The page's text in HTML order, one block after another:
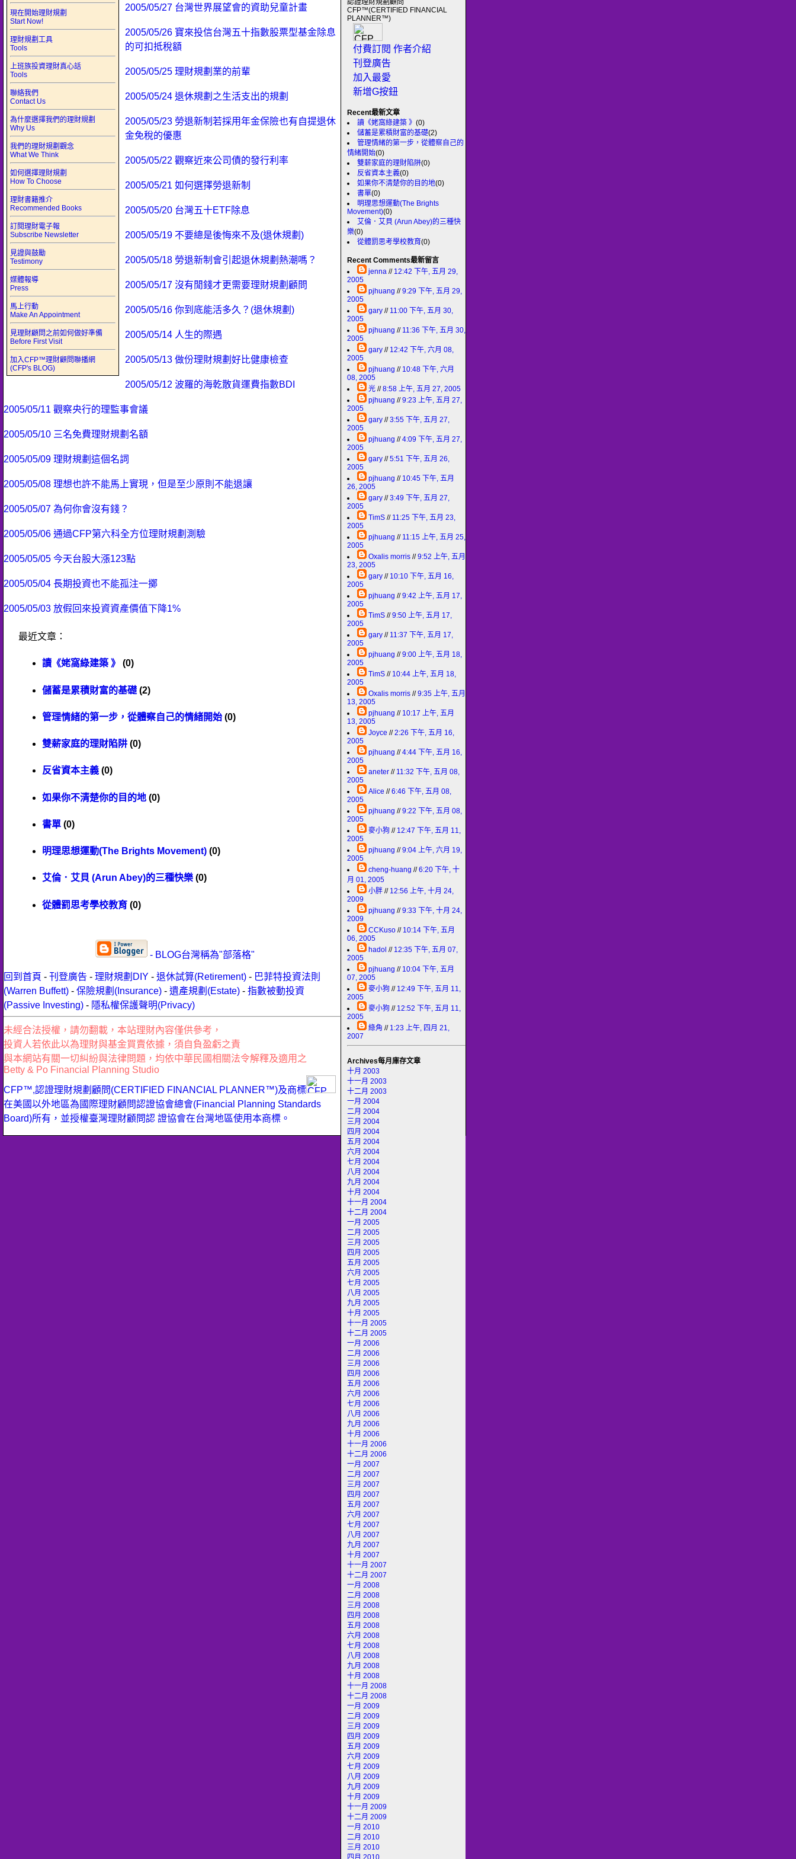
認證理財規劃顧問
CFP™(CERTIFIED FINANCIAL
PLANNER™)
付費訂閱 作者介紹
刊登廣告
加入最愛
新增G按鈕
Recent最新文章
讀《姥窩綠建築 》 (0)
儲蓄是累積財富的基礎(2)
管理情緒的第一步，從體察自己的
情緒開始(0)
雙薪家庭的理財陷阱(0)
反省資本主義(0)
如果你不清楚你的目的地(0)
書單(0)
明理思想運動(The Brights
Movement)(0)
艾倫．艾貝 (Arun Abey)的三種快
樂(0)
從體罰思考學校教育(0)
Recent Comments最新留言
jenna // 12:42 下午, 五月 29,
2005
pjhuang //9:29 下午, 五月 29,
2005
gary // 11:00 下午, 五月 30,
2005
pjhuang // 11:36 下午, 五月 30,
2005
gary // 12:42 下午, 六月 08,
2005
pjhuang // 10:48 下午, 六月
08, 2005
光 //8:58 上午, 五月 27, 2005
pjhuang //9:23 上午, 五月 27,
2005
gary //3:55 下午, 五月 27,
2005
pjhuang //4:09 下午, 五月 27,
2005
gary //5:51 下午, 五月 26,
2005
pjhuang // 10:45 下午, 五月
26, 2005
gary //3:49 下午, 五月 27,
2005
TimS // 11:25 下午, 五月 23,
2005
pjhuang // 11:15 上午, 五月 25,
2005
Oxalis morris //9:52 上午, 五月
23, 2005
gary // 10:10 下午, 五月 16,
2005
pjhuang //9:42 上午, 五月 17,
2005
TimS //9:50 上午, 五月 17,
2005
gary // 11:37 下午, 五月 17,
2005
pjhuang //9:00 上午, 五月 18,
2005
TimS // 10:44 上午, 五月 18,
2005
Oxalis morris //9:35 上午, 五月
13, 2005
pjhuang // 10:17 上午, 五月
13, 2005
Joyce //2:26 下午, 五月 16,
2005
pjhuang //4:44 下午, 五月 16,
2005
aneter // 11:32 下午, 五月 08,
2005
Alice //6:46 下午, 五月 08,
2005
pjhuang //9:22 下午, 五月 08,
2005
麥小狗 // 12:47 下午, 五月 11,
2005
pjhuang //9:04 上午, 六月 19,
2005
cheng-huang //6:20 下午, 十
月 01, 2005
小胖 // 12:56 上午, 十月 24,
2009
pjhuang //9:33 下午, 十月 24,
2009
CCKuso // 10:14 下午, 五月
06, 2005
hadol // 12:35 下午, 五月 07,
2005
pjhuang // 10:04 下午, 五月
07, 2005
麥小狗 // 12:49 下午, 五月 11,
2005
麥小狗 // 12:52 下午, 五月 11,
2005
綠角 // 1:23 上午, 四月 21,
2007
Archives每月庫存文章
十月 2003
十一月 2003
十二月 2003
一月 2004
二月 2004
三月 2004
四月 2004
五月 2004
六月 2004
七月 2004
八月 2004
九月 2004
十月 2004
十一月 2004
十二月 2004
一月 2005
二月 2005
三月 2005
四月 2005
五月 2005
六月 2005
七月 2005
八月 2005
九月 2005
十月 2005
十一月 2005
十二月 2005
一月 2006
二月 2006
三月 2006
四月 2006
五月 2006
六月 2006
七月 2006
八月 2006
九月 2006
十月 2006
十一月 2006
十二月 2006
一月 2007
二月 2007
三月 2007
四月 2007
五月 2007
六月 2007
七月 2007
八月 2007
九月 2007
十月 2007
十一月 2007
十二月 2007
一月 2008
二月 2008
三月 2008
四月 2008
五月 2008
六月 2008
七月 2008
八月 2008
九月 2008
十月 2008
十一月 2008
十二月 2008
一月 2009
二月 2009
三月 2009
四月 2009
五月 2009
六月 2009
七月 2009
八月 2009
九月 2009
十月 2009
十一月 2009
十二月 2009
一月 2010
二月 2010
三月 2010
四月 2010
現在開始理財規劃
Start Now!
理財規劃工具
Tools
上班族投資理財真心話
Tools
聯絡我們
Contact Us
為什麼選擇我們的理財規劃
Why Us
我們的理財規劃觀念
What We Think
如何選擇理財規劃
How To Choose
理財書籍推介
Recommended Books
訂閱理財電子報
Subscribe Newsletter
見證與鼓勵
Testimony
媒體報導
Press
馬上行動
Make An Appointment
見理財顧問之前如何做好準備
Before First Visit
加入CFP™理財顧問聯播網
(CFP's BLOG)
2005/05/27 台灣世界展望會的資助兒童計畫
2005/05/26 寶來投信台灣五十指數股票型基金除息
的可扣抵稅額
2005/05/25 理財規劃業的前輩
2005/05/24 退休規劃之生活支出的規劃
2005/05/23 勞退新制若採用年金保險也有自提退休
金免稅的優惠
2005/05/22 觀察近來公司債的發行利率
2005/05/21 如何選擇勞退新制
2005/05/20 台灣五十ETF除息
2005/05/19 不要總是後悔來不及(退休規劃)
2005/05/18 勞退新制會引起退休規劃熱潮嗎？
2005/05/17 沒有閒錢才更需要理財規劃顧問
2005/05/16 你到底能活多久？(退休規劃)
2005/05/14 人生的際遇
2005/05/13 做份理財規劃好比健康檢查
2005/05/12 波羅的海乾散貨運費指數BDI
2005/05/11 觀察央行的理監事會議
2005/05/10 三名免費理財規劃名額
2005/05/09 理財規劃這個名詞
2005/05/08 理想也許不能馬上實現，但是至少原則不能退讓
2005/05/07 為何你會沒有錢？
2005/05/06 通過CFP第六科全方位理財規劃測驗
2005/05/05 今天台股大漲123點
2005/05/04 長期投資也不能孤注一擲
2005/05/03 放假回來投資資產價值下降1%
最近文章：
讀《姥窩綠建築 》 (0)
儲蓄是累積財富的基礎 (2)
管理情緒的第一步，從體察自己的情緒開始 (0)
雙薪家庭的理財陷阱 (0)
反省資本主義 (0)
如果你不清楚你的目的地 (0)
書單 (0)
明理思想運動(The Brights Movement) (0)
艾倫．艾貝 (Arun Abey)的三種快樂 (0)
從體罰思考學校教育 (0)
- BLOG台灣稱為"部落格"
回到首頁 - 刊登廣告 - 理財規劃DIY - 退休試算(Retirement) - 巴菲特投資法則
(Warren Buffett) - 保險規劃(Insurance) - 遺產規劃(Estate) - 指數被動投資
(Passive Investing) - 隱私權保護聲明(Privacy)
未經合法授權，請勿翻載，本站理財內容僅供參考，
投資人若依此以為理財與基金買賣依據，須自負盈虧之責
與本網站有關一切糾紛與法律問題，均依中華民國相關法令解釋及適用之
Betty & Po Financial Planning Studio
CFP™,認證理財規劃顧問(CERTIFIED FINANCIAL PLANNER™)及商標
在美國以外地區為國際理財顧問認證協會總會(Financial Planning Standards
Board)所有，並授權臺灣理財顧問認 證協會在台灣地區使用本商標。